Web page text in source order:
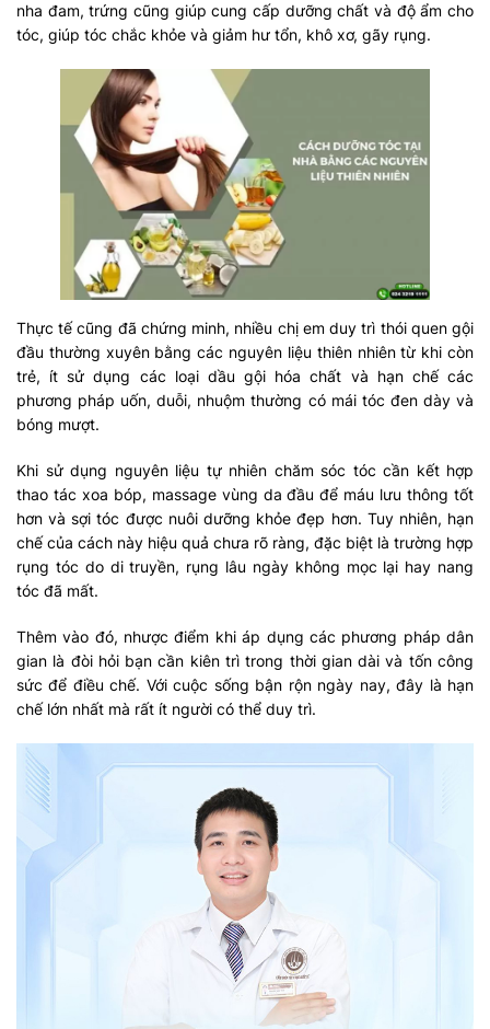
nha đam, trứng cũng giúp cung cấp dưỡng chất và độ ẩm cho
tóc, giúp tóc chắc khỏe và giảm hư tổn, khô xơ, gãy rụng.
Thực tế cũng đã chứng minh, nhiều chị em duy trì thói quen gội
đầu thường xuyên bằng các nguyên liệu thiên nhiên từ khi còn
trẻ, ít sử dụng các loại dầu gội hóa chất và hạn chế các
phương pháp uốn, duỗi, nhuộm thường có mái tóc đen dày và
bóng mượt.
Khi sử dụng nguyên liệu tự nhiên chăm sóc tóc cần kết hợp
thao tác xoa bóp, massage vùng da đầu để máu lưu thông tốt
hơn và sợi tóc được nuôi dưỡng khỏe đẹp hơn. Tuy nhiên, hạn
chế của cách này hiệu quả chưa rõ ràng, đặc biệt là trường hợp
rụng tóc do di truyền, rụng lâu ngày không mọc lại hay nang
tóc đã mất.
Thêm vào đó, nhược điểm khi áp dụng các phương pháp dân
gian là đòi hỏi bạn cần kiên trì trong thời gian dài và tốn công
sức để điều chế. Với cuộc sống bận rộn ngày nay, đây là hạn
chế lớn nhất mà rất ít người có thể duy trì.